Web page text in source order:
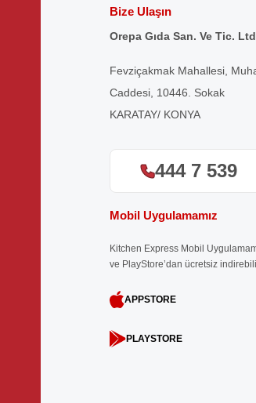
Bize Ulaşın
Orepa Gıda San. Ve Tic.
Fevziçakmak Mahallesi,
Caddesi, 10446. Sokak
KARATAY/ KONYA
444 7 539
Mobil Uygulamamız
Kitchen Express Mobil
ve PlayStore’dan ücretsiz
APPSTORE
PLAYSTORE